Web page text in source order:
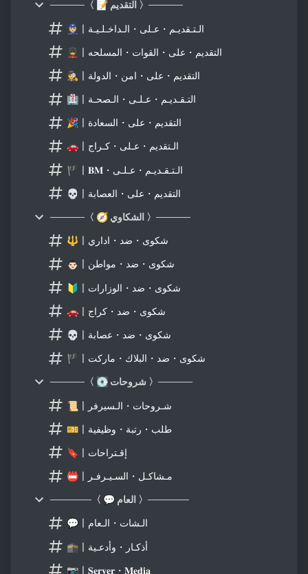
─────〈 📝 التقديم 〉─────
👮🏼〡الـتـقديـم・عـلى・الـداخـلـيـة
💂〡التقديم・على・القوات・المسلحه
🕵〡التقديم・على・امن・الدولة
🏥〡التـقـديـم・عـلـى・الـصحـة
🎉〡التقديم・على・السعادة
🚗〡الـتقديم・عـلى・كـراج
🏴〡𝐁𝐌・الـتـقـديـم・عـلـى
💀〡التقديم・على・العصابة
─────〈 🧭 الشكاوي 〉─────
🔱〡شكوى・ضد・اداري
👨🏻〡شكوى・ضد・مواطن
🔰〡شكوى・ضد・الوزارات
🚗〡شكوى・ضد・كراج
💀〡شكوى・ضد・عصابة
🏴〡شكوى・ضد・البلاك・ماركت
─────〈 💽 شروحات 〉─────
📜〡شـروحات・الـسيرفر
🎫〡طلب・رتبة・وظيفية
🔖〡إقـتراحات
📛〡مـشاكـل・السـيـرفـر
──────〈 💬 العام 〉──────
💬〡الـشات・الـعام
🕋〡أذكـار・وأدعـية
📷〡𝐒𝐞𝐫𝐯𝐞𝐫・𝐌𝐞𝐝𝐢𝐚